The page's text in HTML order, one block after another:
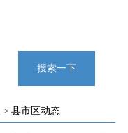
搜索一下
> 县市区动态